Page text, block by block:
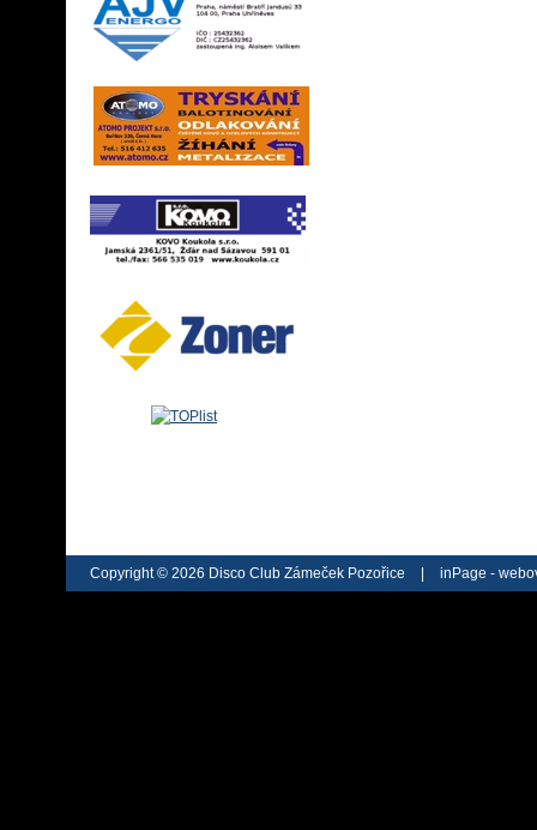
Copyright © 2026 Disco Club Zámeček Pozořice | inPage -